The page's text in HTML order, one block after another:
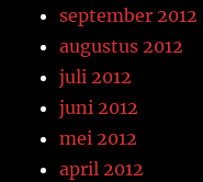
september 2012
augustus 2012
juli 2012
juni 2012
mei 2012
april 2012